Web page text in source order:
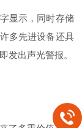
显示，同时存储
多先进设备还具
发出声光警报。